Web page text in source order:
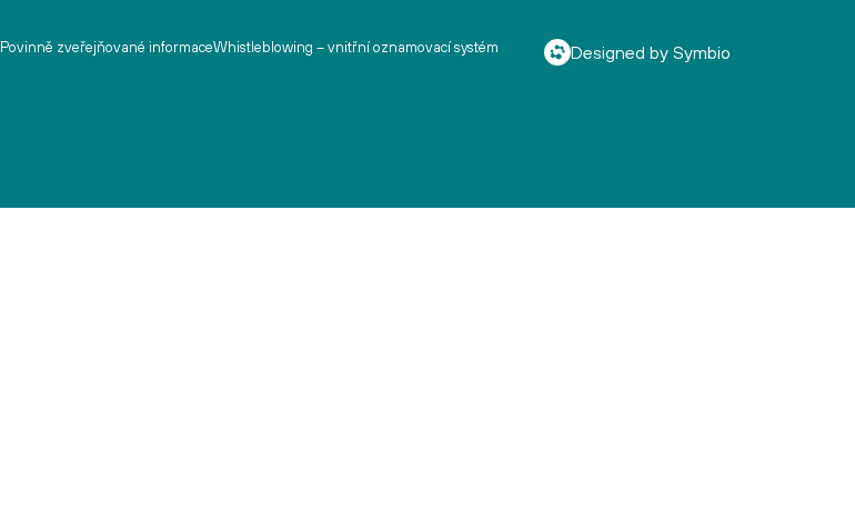
Povinně zveřejňované informaceWhistleblowing – vnitřní oznamovací systém Designed by Symbio